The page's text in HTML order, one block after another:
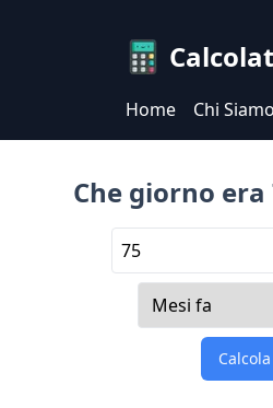
Home Chi Siamo
Che giorno era
Calcola